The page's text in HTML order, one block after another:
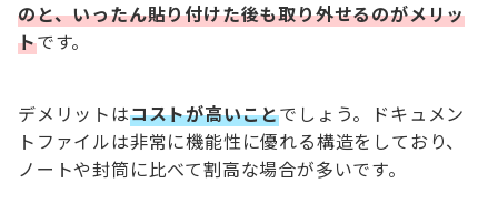
のと、いったん貼り付けた後も取り外せるのがメリッ
トです。
デメリットはコストが高いことでしょう。ドキュメン
トファイルは非常に機能性に優れる構造をしており、
ノートや封筒に比べて割高な場合が多いです。